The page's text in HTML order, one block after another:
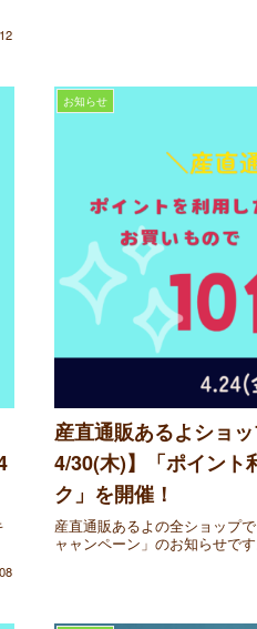
お知らせ
産直通販あるよショ
4/30(木)】「ポイン
ク」を開催！
産直通販あるよの全ショップ
ャャンペーン」のお知らせです